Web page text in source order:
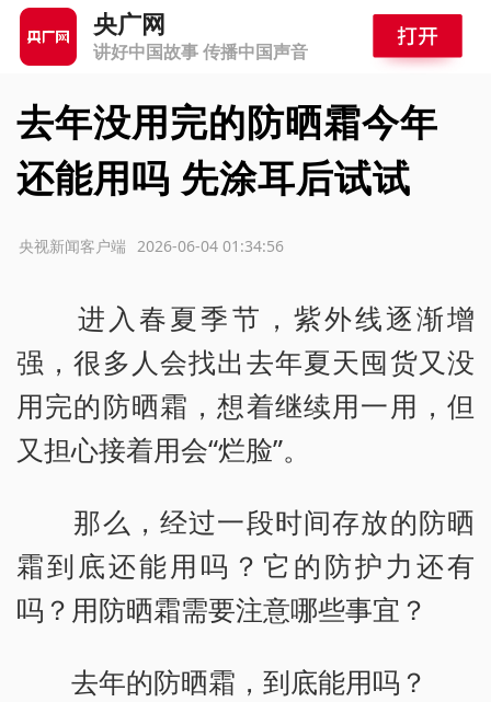
央广网
讲好中国故事 传播中国声音
去年没用完的防晒霜今年
还能用吗 先涂耳后试试
2026-06-04 01:34:56
央视新闻客户端
进入春夏季节，紫外线逐渐增
强，很多人会找出去年夏天囤货又没
用完的防晒霜，想着继续用一用，但
又担心接着用会“烂脸”。
那么，经过一段时间存放的防晒
霜到底还能用吗？它的防护力还有
吗？用防晒霜需要注意哪些事宜？
去年的防晒霜，到底能用吗？